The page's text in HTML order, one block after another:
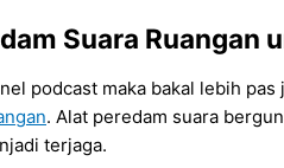
Suara Ruangan
podcast maka bakal lebih
. Alat peredam suara
terjaga.